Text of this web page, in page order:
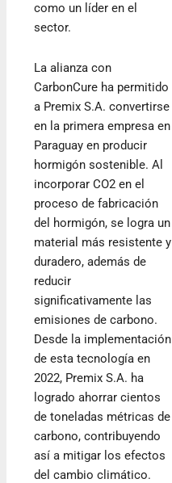
como un líder en el
sector.
La alianza con
CarbonCure ha permitido
a Premix S.A. convertirse
en la primera empresa en
Paraguay en producir
hormigón sostenible. Al
incorporar CO2 en el
proceso de fabricación
del hormigón, se logra un
material más resistente y
duradero, además de
reducir
significativamente las
emisiones de carbono.
Desde la implementación
de esta tecnología en
2022, Premix S.A. ha
logrado ahorrar cientos
de toneladas métricas de
carbono, contribuyendo
así a mitigar los efectos
del cambio climático.